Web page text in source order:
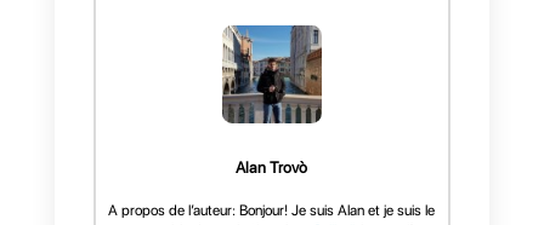
utiliser pour mesurer le